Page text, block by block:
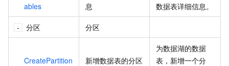
ables
息
数据表详细信息。
分区 分区
CreatePartition 新增数据表的分区
为数据湖的数据
表，新增一个分